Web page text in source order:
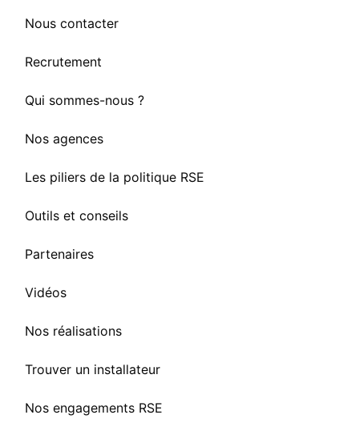
Nous contacter
Recrutement
Qui sommes-nous ?
Nos agences
Les piliers de la politique RSE
Outils et conseils
Partenaires
Vidéos
Nos réalisations
Trouver un installateur
Nos engagements RSE